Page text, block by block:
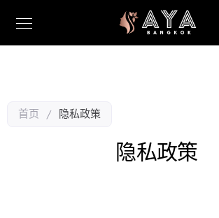
首页 / 隐私政策
隐私政策